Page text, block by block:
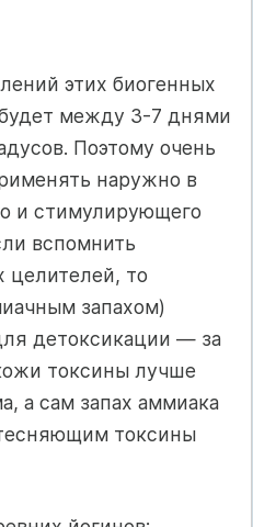
этих биогенных
между 3-7 днями
Поэтому очень
наружно в
и стимулирующего
вспомнить
целителей, то
запахом)
детоксикации — за
ток­сины лучше
а сам запах аммиака
токсины